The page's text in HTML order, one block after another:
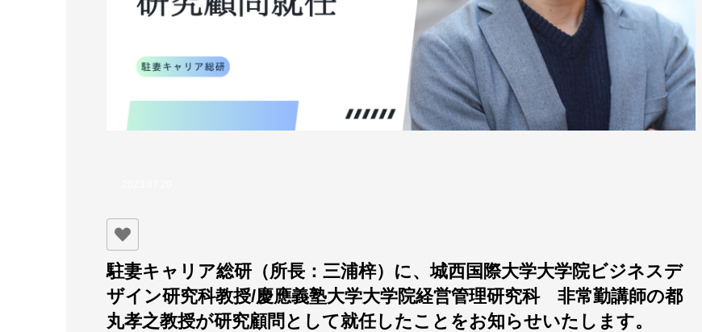
駐妻キャリア総研（所長：三浦梓）に、城西国際大学大学院ビジネスデ
ザイン研究科教授/慶應義塾大学大学院経営管理研究科 非常勤講師の都
丸孝之教授が研究顧問として就任したことをお知らせいたします。